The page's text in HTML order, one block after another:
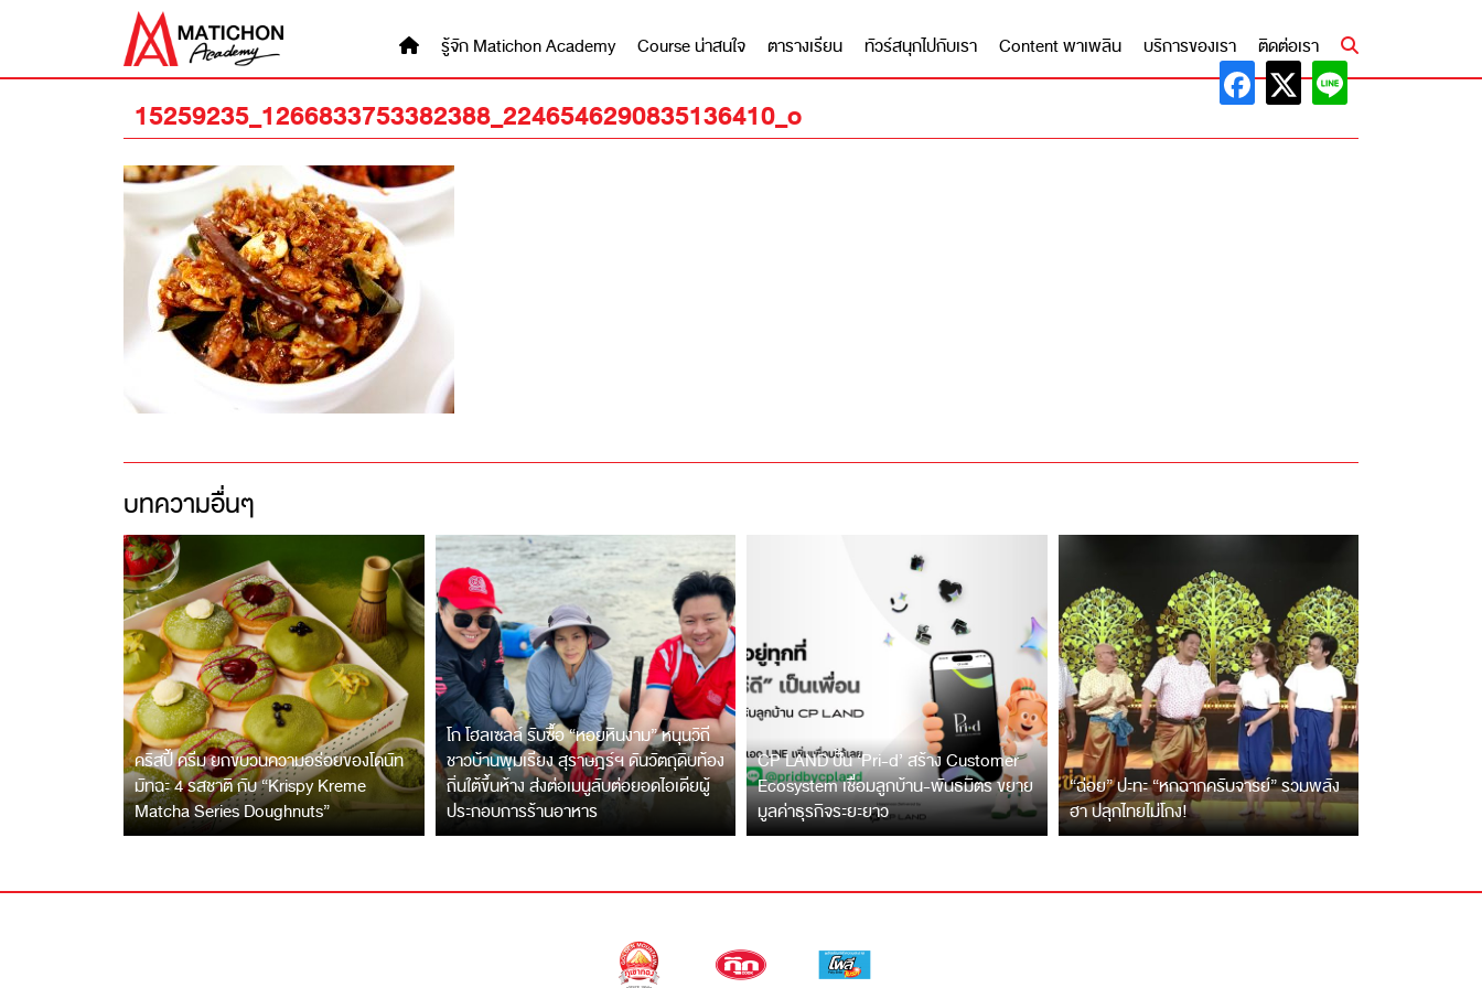
รู้จัก Matichon Academy Course น่าสนใจ ตารางเรียน ทัวร์สนุกไปกับเรา Content พาเพลิน บริการของเรา ติดต่อเรา
15259235_1266833753382388_2246546290835136410_o
บทความอื่นๆ
คริสปี้ ครีม ยกขบวนความอร่อยของโดนัท
มัทฉะ 4 รสชาติ กับ “Krispy Kreme
Matcha Series Doughnuts”
โก โฮลเซลล์ รับซื้อ “หอยหินงาม” หนุนวิถี
ชาวบ้านพุมเรียง สุราษฎร์ฯ ดันวัตถุดิบท้อง
ถิ่นใต้ขึ้นห้าง ส่งต่อเมนูลับต่อยอดไอเดียผู้
ประกอบการร้านอาหาร
CP LAND ปั้น ‘Pri-d’ สร้าง Customer
Ecosystem เชื่อมลูกบ้าน-พันธมิตร ขยาย
มูลค่าธุรกิจระยะยาว
“ฉ่อย” ปะทะ “หกฉากครับจารย์” รวมพลัง
ฮา ปลุกไทยไม่โกง!